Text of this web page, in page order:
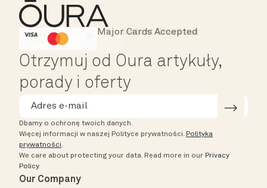
HSA/FSA Eligible
Instant Checkout
Major Cards Accepted
Otrzymuj od Oura artykuły,
porady i oferty
Dbamy o ochronę twoich danych.
Więcej informacji w naszej Polityce prywatności. Polityka
prywatności.
We care about protecting your data. Read more in our Privacy
Policy.
Our Company